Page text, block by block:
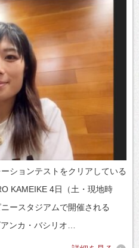
ションテストをクリアしている
KAMEIKE 4日（土・現地時
ースタジアムで開催される
ンカ・バシリオ…